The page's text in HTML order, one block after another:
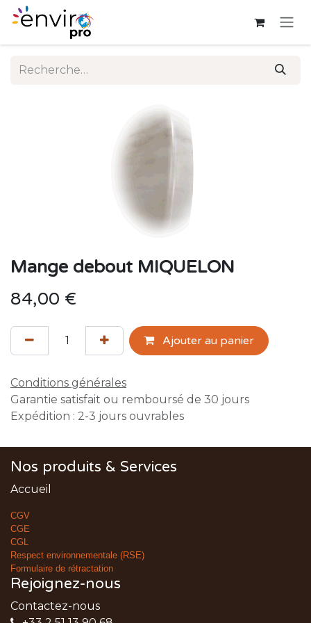
Se rendre au contenu
Mange debout MIQUELON
84,00 €
Ajouter au panier
Conditions générales
Garantie satisfait ou remboursé de 30 jours
Expédition : 2-3 jours ouvrables
Nos produits & Services
Accueil
CGV
CGE
CGL
Respect environnementale (RSE)
Formulaire de rétractation
Rejoignez-nous
Contactez-nous